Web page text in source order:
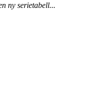
ny serietabell...